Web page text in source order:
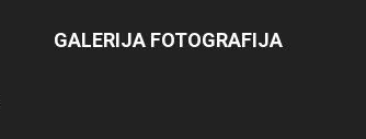
GALERIJA FOTOGRAFIJA